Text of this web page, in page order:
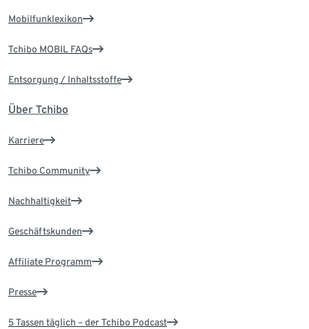
Mobilfunklexikon
Tchibo MOBIL FAQs
Entsorgung / Inhaltsstoffe
Über Tchibo
Karriere
Tchibo Community
Nachhaltigkeit
Geschäftskunden
Affiliate Programm
Presse
5 Tassen täglich – der Tchibo Podcast